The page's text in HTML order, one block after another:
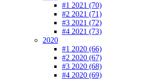
#1 2021 (70)
#2 2021 (71)
#3 2021 (72)
#4 2021 (73)
2020
#1 2020 (66)
#2 2020 (67)
#3 2020 (68)
#4 2020 (69)